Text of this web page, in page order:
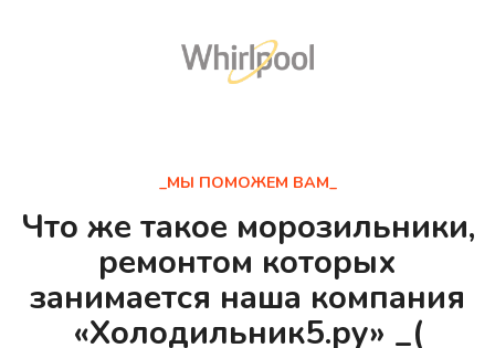
_МЫ ПОМОЖЕМ ВАМ_
Что же такое морозильники,
ремонтом которых
занимается наша компания
«Холодильник5.ру» _(